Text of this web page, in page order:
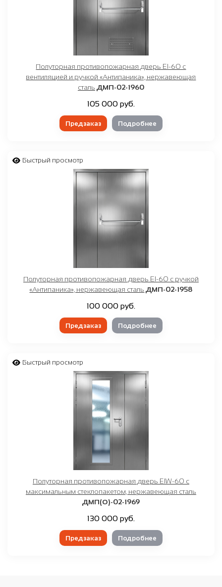
Полуторная противопожарная дверь EI-60 с
вентиляцией и ручкой «Антипаника», нержавеющая
сталь ДМП-02-1960
105 000 руб.
Предзаказ Подробнее
Быстрый просмотр
Полуторная противопожарная дверь EI-60 с ручкой
«Антипаника», нержавеющая сталь ДМП-02-1958
100 000 руб.
Предзаказ Подробнее
Быстрый просмотр
Полуторная противопожарная дверь EIW-60 с
максимальным стеклопакетом, нержавеющая сталь
ДМП(О)-02-1969
130 000 руб.
Предзаказ Подробнее